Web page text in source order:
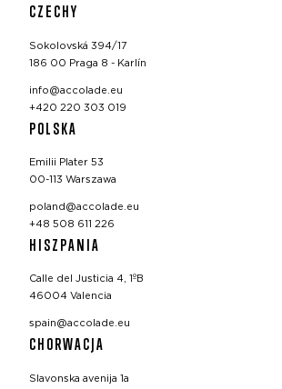
CZECHY
Sokolovská 394/17
186 00 Praga 8 - Karlín
info@accolade.eu
+420 220 303 019
POLSKA
Emilii Plater 53
00-113 Warszawa
poland@accolade.eu
+48 508 611 226
HISZPANIA
Calle del Justicia 4, 1ºB
46004 Valencia
spain@accolade.eu
CHORWACJA
Slavonska avenija 1a